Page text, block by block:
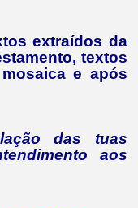
extraídos da
textos
e após
das tuas
aos